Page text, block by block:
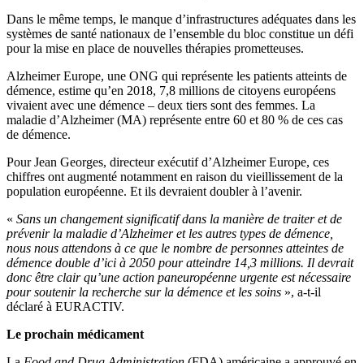
Dans le même temps, le manque d’infrastructures adéquates dans les
systèmes de santé nationaux de l’ensemble du bloc constitue un défi
pour la mise en place de nouvelles thérapies prometteuses.
Alzheimer Europe, une ONG qui représente les patients atteints de
démence, estime qu’en 2018, 7,8 millions de citoyens européens
vivaient avec une démence – deux tiers sont des femmes. La
maladie d’Alzheimer (MA) représente entre 60 et 80 % de ces cas
de démence.
Pour Jean Georges, directeur exécutif d’Alzheimer Europe, ces
chiffres ont augmenté notamment en raison du vieillissement de la
population européenne. Et ils devraient doubler à l’avenir.
« Sans un changement significatif dans la manière de traiter et de
prévenir la maladie d’Alzheimer et les autres types de démence,
nous nous attendons à ce que le nombre de personnes atteintes de
démence double d’ici à 2050 pour atteindre 14,3 millions. Il devrait
donc être clair qu’une action paneuropéenne urgente est nécessaire
pour soutenir la recherche sur la démence et les soins », a-t-il
déclaré à EURACTIV.
Le prochain médicament